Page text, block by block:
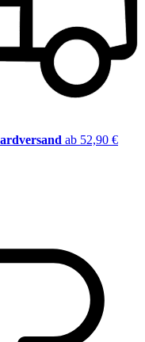
ab 52,90 €